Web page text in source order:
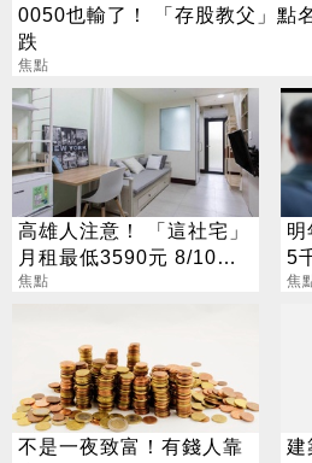
0050也輸了！ 「存股教父」點
跌
焦點
高雄人注意！ 「這社宅」
月租最低3590元 8/10起
放申請
焦點
明
5
不
焦
不是一夜致富！有錢人靠
建